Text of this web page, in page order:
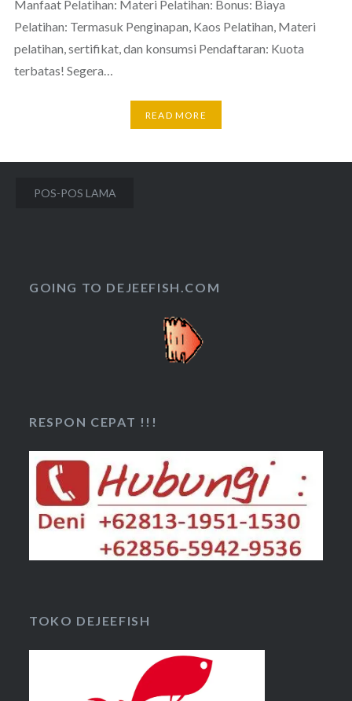
Manfaat Pelatihan: Materi Pelatihan: Bonus: Biaya
Pelatihan: Termasuk Penginapan, Kaos Pelatihan, Materi
pelatihan, sertifikat, dan konsumsi Pendaftaran: Kuota
terbatas! Segera…
READ MORE
Navigasi
POS-POS LAMA
GOING TO DEJEEFISH.COM
RESPON CEPAT !!!
TOKO DEJEEFISH